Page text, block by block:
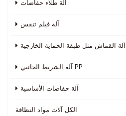
آلة طلاء حفاضات
آلة فيلم تنفس
آلة القماش مثل طبقة الحماية الخارجية
آلة الشريط الجانبي PP
آلة حفاضات الأساسية
الكل آلات مواد النظافة